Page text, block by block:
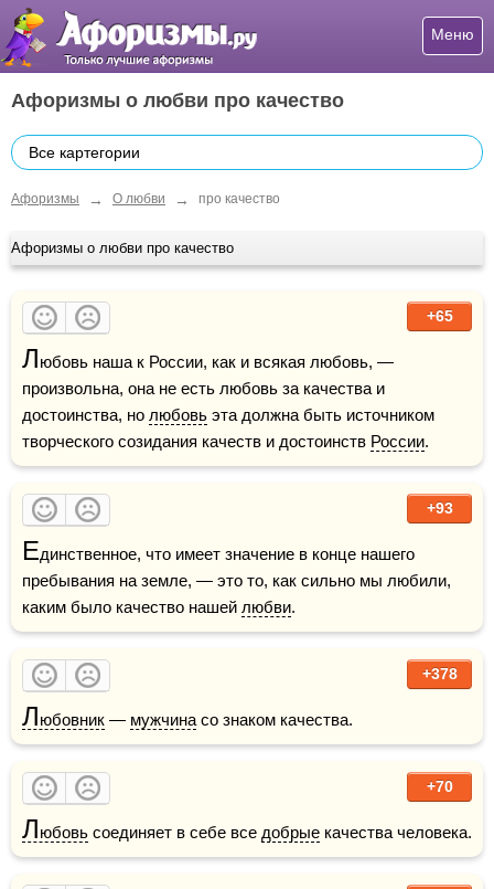
Меню
Афоризмы о любви про качество
Все картегории
Афоризмы → О любви → про качество
Афоризмы о любви про качество
+65
Любовь наша к России, как и всякая любовь, —
произвольна, она не есть любовь за качества и
достоинства, но любовь эта должна быть источником
творческого созидания качеств и достоинств России.
+93
Единственное, что имеет значение в конце нашего
пребывания на земле, — это то, как сильно мы любили,
каким было качество нашей любви.
+378
Любовник — мужчина со знаком качества.
+70
Любовь соединяет в себе все добрые качества человека.